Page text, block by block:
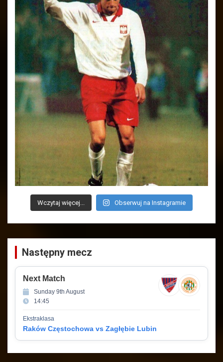
Wczytaj więcej... Obserwuj na Instagramie
Następny mecz
Next Match
Sunday 9th August
14:45
Ekstraklasa
Raków Częstochowa vs Zagłębie Lubin